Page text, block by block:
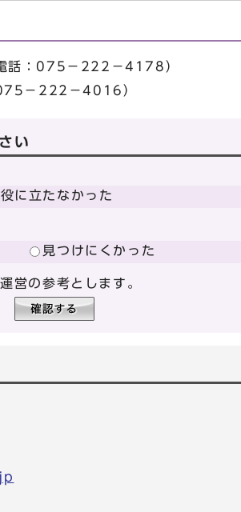
話：075－222－4178）
075－222－4016）
い
役に立たなかった
見つけにくかった
営の参考とします。